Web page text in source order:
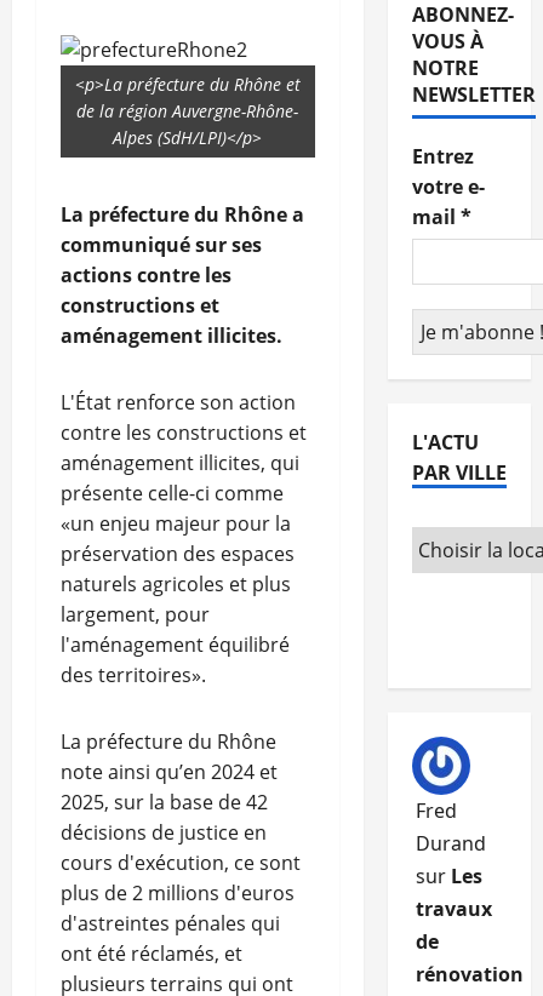
<p>La préfecture du Rhône et
de la région Auvergne-Rhône-
Alpes (SdH/LPI)</p>
La préfecture du Rhône a
communiqué sur ses
actions contre les
constructions et
aménagement illicites.
L'État renforce son action
contre les constructions et
aménagement illicites, qui
présente celle-ci comme
«un enjeu majeur pour la
préservation des espaces
naturels agricoles et plus
largement, pour
l'aménagement équilibré
des territoires».
La préfecture du Rhône
note ainsi qu’en 2024 et
2025, sur la base de 42
décisions de justice en
cours d'exécution, ce sont
plus de 2 millions d'euros
d'astreintes pénales qui
ont été réclamés, et
plusieurs terrains qui ont
ABONNEZ-
VOUS À
NOTRE
NEWSLETTER
Entrez
votre e-
mail *
L'ACTU
PAR VILLE
Fred
Durand
sur Les
travaux
de
rénovation